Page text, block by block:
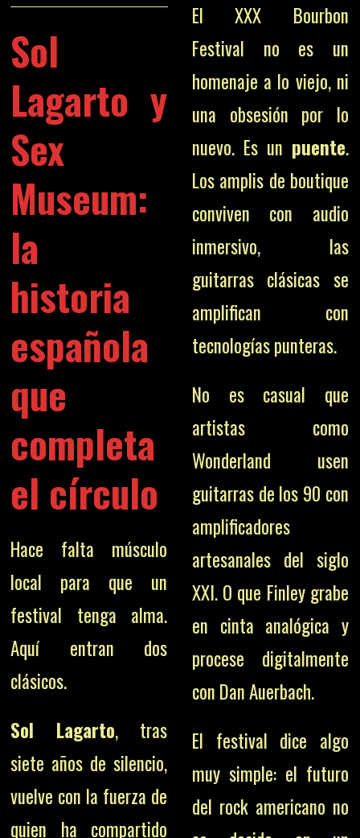
Sol
Lagarto y
Sex
Museum:
la
historia
española
que
completa
el círculo
Hace falta músculo
local para que un
festival tenga alma.
Aquí entran dos
clásicos.
Sol Lagarto, tras
siete años de silencio,
vuelve con la fuerza de
quien ha compartido
El XXX Bourbon
Festival no es un
homenaje a lo viejo, ni
una obsesión por lo
nuevo. Es un puente.
Los amplis de boutique
conviven con audio
inmersivo, las
guitarras clásicas se
amplifican con
tecnologías punteras.
No es casual que
artistas como
Wonderland usen
guitarras de los 90 con
amplificadores
artesanales del siglo
XXI. O que Finley grabe
en cinta analógica y
procese digitalmente
con Dan Auerbach.
El festival dice algo
muy simple: el futuro
del rock americano no